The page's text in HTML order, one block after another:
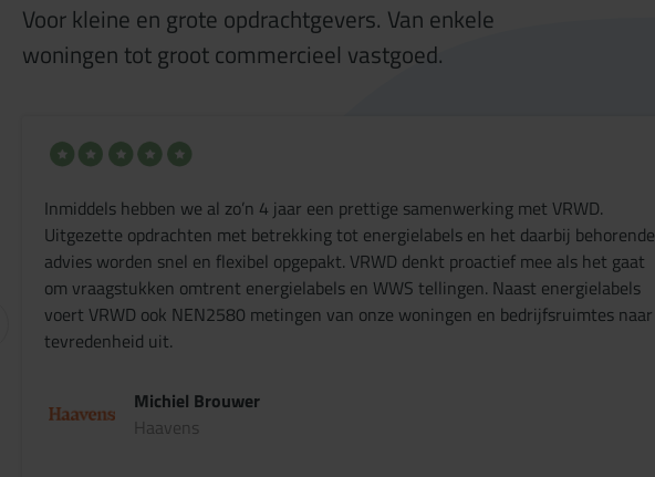
Voor kleine en grote opdrachtgevers. Van enkele
woningen tot groot commercieel vastgoed.
Inmiddels hebben we al zo’n 4 jaar een prettige samenwerking met VRWD.
Uitgezette opdrachten met betrekking tot energielabels en het daarbij behorende
advies worden snel en flexibel opgepakt. VRWD denkt proactief mee als het gaat
om vraagstukken omtrent energielabels en WWS tellingen. Naast energielabels
voert VRWD ook NEN2580 metingen van onze woningen en bedrijfsruimtes naar
tevredenheid uit.
Michiel Brouwer
Haavens